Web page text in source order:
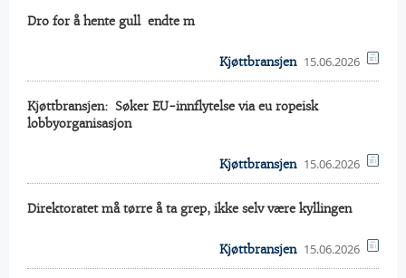
Dro for å hente gull  endte m
Kjøttbransjen 15.06.2026
Kjøttbransjen:  Søker EU-innflytelse via eu ropeisk
lobbyorganisasjon
Kjøttbransjen 15.06.2026
Direktoratet må tørre å ta grep, ikke selv være kyllingen
Kjøttbransjen 15.06.2026